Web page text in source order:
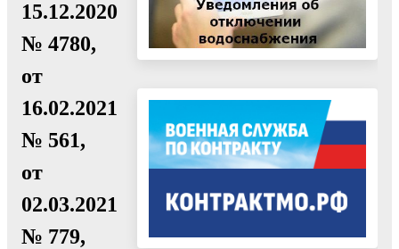
15.12.2020
№ 4780,
от
16.02.2021
№ 561,
от
02.03.2021
№ 779,